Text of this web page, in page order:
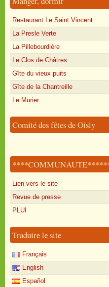
Restaurant Le Saint Vincent
La Presle Verte
La Pillebourdière
Le Clos de Châtres
Gîte du vieux puits
Gîte de la Chantreille
Le Murier
Comité des fêtes de Oisly
****COMMUNAUTE******
Lien vers le site
Revue de presse
PLUI
Traduire le site
Français
English
Español